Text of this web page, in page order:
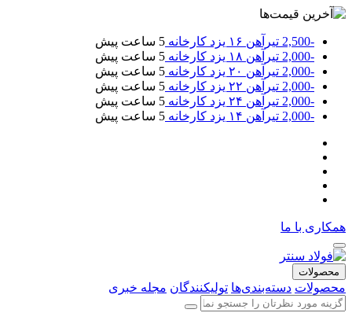
-2,500 تیرآهن ۱۶ یزد کارخانه
5 ساعت پیش
-2,000
تیرآهن ۱۸ یزد کارخانه
5 ساعت پیش
-2,000
تیرآهن ۲۰ یزد کارخانه
5 ساعت پیش
-2,000
تیرآهن ۲۲ یزد کارخانه
5 ساعت پیش
-2,000
تیرآهن ۲۴ یزد کارخانه
5 ساعت پیش
-2,000
تیرآهن ۱۴ یزد کارخانه 5 ساعت پیش
همکاری با ما
محصولات
محصولات دسته‌بندی‌ها تولیکنندگان مجله خبری